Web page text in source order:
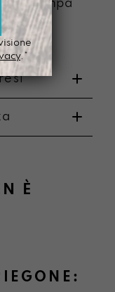
e la stampa
È
.*